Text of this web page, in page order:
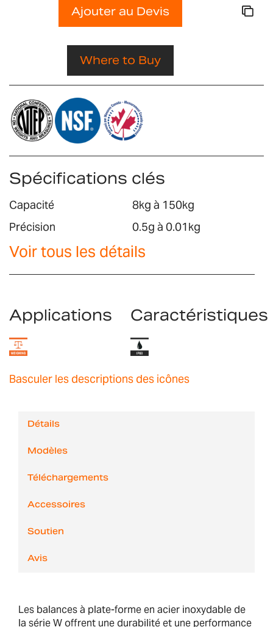
Ajouter au Devis
Where to Buy
Spécifications clés
Capacité
8kg à 150kg
Précision
0.5g à 0.01kg
Voir tous les détails
Applications Caractéristiques
Basculer les descriptions des icônes
Détails
Modèles
Téléchargements
Accessoires
Soutien
Avis
Les balances à plate-forme en acier inoxydable de
la série W offrent une durabilité et une performance